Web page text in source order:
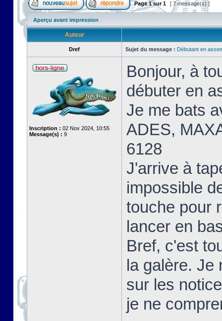
Page1sur1 [ 7 message(s) ]
Aperçu avant impression
Auteur
Dref Sujet du message : Débutant en
Inscription : 02 Nov 2024, 10:55
Message(s) : 9
Bonjour, à
débuter en
Je me bats
ADES,
6128
J'arrive à
impossible
touche pour
lancer en
Bref, c'est
la galère. Je
sur les
je ne